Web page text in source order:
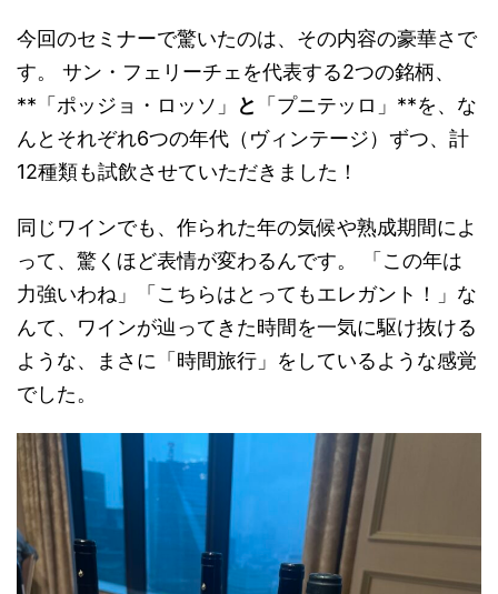
今回のセミナーで驚いたのは、その内容の豪華さで
す。 サン・フェリーチェを代表する2つの銘柄、
**「ポッジョ・ロッソ」
と
「プニテッロ」**を、な
んとそれぞれ6つの年代（ヴィンテージ）ずつ、計
12種類も試飲させていただきました！
同じワインでも、作られた年の気候や熟成期間によ
って、驚くほど表情が変わるんです。 「この年は
力強いわね」「こちらはとってもエレガント！」な
んて、ワインが辿ってきた時間を一気に駆け抜ける
ような、まさに「時間旅行」をしているような感覚
でした。